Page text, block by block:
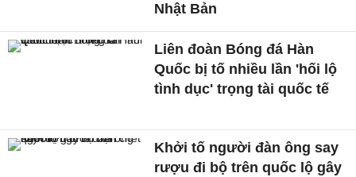
Nhật Bản
Liên đoàn Bóng đá Hàn
Quốc bị tố nhiều lần 'hối lộ
tình dục' trọng tài quốc tế
Khởi tố người đàn ông say
rượu đi bộ trên quốc lộ gây